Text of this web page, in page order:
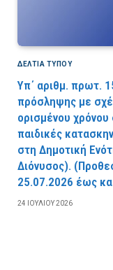
ΔΕΛΤΙΑ ΤΥΠΟΥ
Υπ΄ αριθμ. πρωτ.
πρόσληψης με
ορισμένου
παιδικές
στη Δημοτική
Διόνυσος).
25.07.2026 έως
24 ΙΟΥΛΊΟΥ 2026